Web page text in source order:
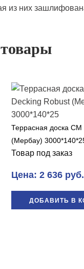
из них
Террасная доска
(Мербау)
Товар под заказ
Цена: 2 636
ДОБАВИТЬ В